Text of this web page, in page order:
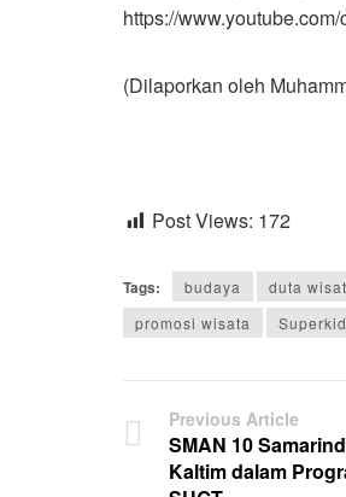
https://
(Dilaporkan oleh
Post Views: 172
Tags: budaya duta
promosi wisata
Previous Article
SMAN 10
Kaltim dalam